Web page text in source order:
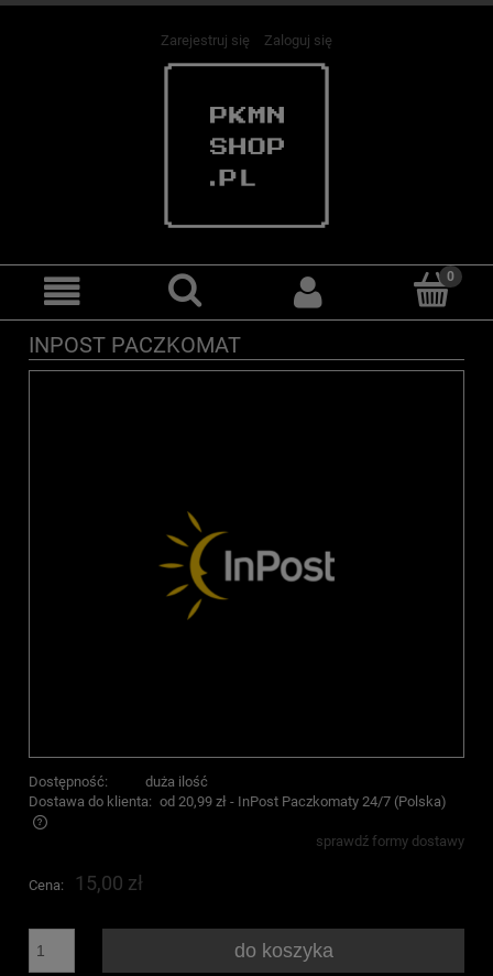
Zarejestruj się Zaloguj się
INPOST PACZKOMAT
Dostępność:
duża ilość
Dostawa do klienta: od 20,99 zł - InPost Paczkomaty 24/7 (Polska)
Cena nie zawiera ewentualnych kosztów płatnościsprawdź formy dostawy
Cena: 15,00 zł
do koszyka